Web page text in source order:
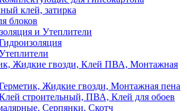
клей, затирка
блоков
и Утеплители
Жидкие гвозди, Клей ПВА, Монтажная
Жидкие гвозди, Монтажная пена
строительный, ПВА, Клей для обоев
Серпянки, Скотч